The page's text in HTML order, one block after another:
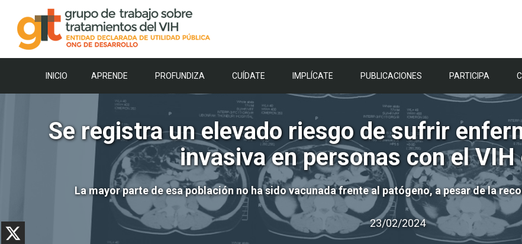
contenido
INICIO APRENDE PROFUNDIZA CUÍDATE IMPLÍCATE PUBLICACIONES PARTICIPA
Se registra un elevado riesgo de sufrir
invasiva en personas con el VIH
La mayor parte de esa población no ha sido vacunada frente al patógeno, a pesar de la
23/02/2024